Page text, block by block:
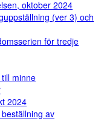
oktober 2024
(ver 3) och
för tredje
minne
2024
av